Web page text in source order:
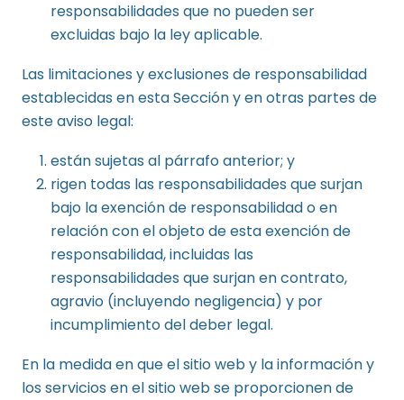
responsabilidades que no pueden ser
excluidas bajo la ley aplicable.
Las limitaciones y exclusiones de responsabilidad
establecidas en esta Sección y en otras partes de
este aviso legal:
están sujetas al párrafo anterior; y
rigen todas las responsabilidades que surjan
bajo la exención de responsabilidad o en
relación con el objeto de esta exención de
responsabilidad, incluidas las
responsabilidades que surjan en contrato,
agravio (incluyendo negligencia) y por
incumplimiento del deber legal.
En la medida en que el sitio web y la información y
los servicios en el sitio web se proporcionen de